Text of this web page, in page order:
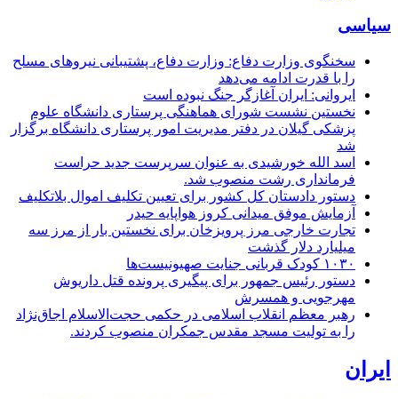
سیاسی
سخنگوی وزارت دفاع: وزارت دفاع، پشتیبانی نیرو‌های مسلح
را با قدرت ادامه می‌دهد
ایروانی: ایران آغازگر جنگ نبوده است
نخستین نشست شورای هماهنگی پرستاری دانشگاه علوم
پزشکی گیلان در دفتر مدیریت امور پرستاری دانشگاه برگزار
شد
اسد الله خورشیدی به عنوان سرپرست جدید حراست
فرمانداری رشت منصوب شد.
دستور دادستان کل کشور برای تعیین تکلیف اموال بلاتکلیف
آزمایش موفق میدانی کروز هواپایه حیدر
تجارت خارجی مرز پرویزخان برای نخستین بار از مرز سه
میلیارد دلار گذشت
۱۰۳۰ کودک قربانی جنایت صهیونیست‌ها
دستور رئیس جمهور برای پیگیری پرونده قتل داریوش
مهرجویی و همسرش
رهبر معظم انقلاب اسلامی در حکمی حجت‌الاسلام اجاق‌نژاد
را به تولیت مسجد مقدس جمکران منصوب کردند.
ایران